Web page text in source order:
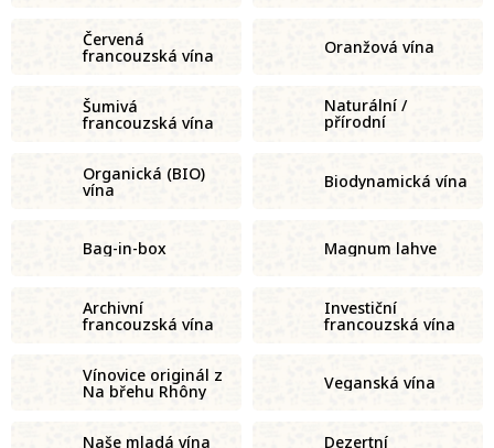
Červená
francouzská vína Oranžová vína
Šumivá
francouzská vína
Naturální /
přírodní
francouzská vína
Organická (BIO)
vína Biodynamická vína
Bag-in-box Magnum lahve
Archivní
francouzská vína
Investiční
francouzská vína
Vínovice originál z
Na břehu Rhôny Veganská vína
Naše mladá vína Dezertní